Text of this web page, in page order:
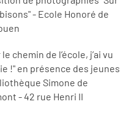
- Ecole Honoré de
chemin de l’école, j’ai vu
!" en présence des jeunes
Simone de
- 42 rue Henri II